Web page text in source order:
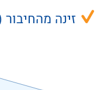
זינה